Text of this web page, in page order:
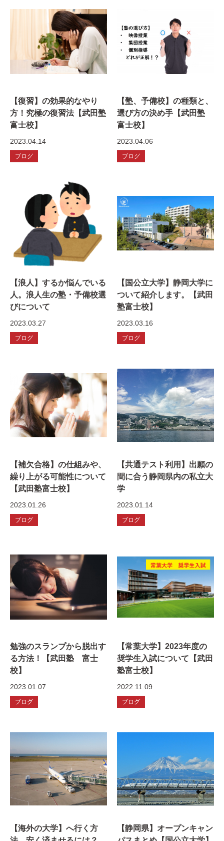
【復習】の効果的なやり
方！究極の復習法【武田塾
富士校】
2023.04.14
ブログ
【塾、予備校】の種類と、
選び方の決め手【武田塾
富士校】
2023.04.06
ブログ
【浪人】するか悩んでいる
人。浪人生の塾・予備校選
びについて
2023.03.27
ブログ
【国公立大学】静岡大学に
ついて紹介します。【武田
塾富士校】
2023.03.16
ブログ
【補欠合格】の仕組みや、
繰り上がる可能性について
【武田塾富士校】
2023.01.26
ブログ
【共通テスト利用】出願の
間に合う静岡県内の私立大
学
2023.01.14
ブログ
勉強のスランプから脱出す
る方法！【武田塾 富士
校】
2023.01.07
ブログ
【常葉大学】2023年度の
奨学生入試について【武田
塾富士校】
2022.11.09
ブログ
【海外の大学】へ行く方
【静岡県】オープンキャン